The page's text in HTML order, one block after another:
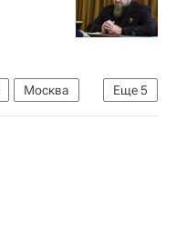
Еще5
Москва